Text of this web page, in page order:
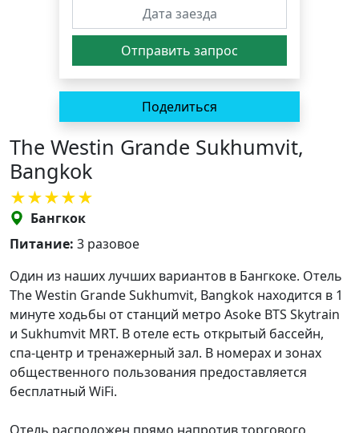
Поделиться
The Westin Grande Sukhumvit,
Bangkok
Бангкок
Питание: 3 разовое
Один из наших лучших вариантов в Бангкоке. Отель
The Westin Grande Sukhumvit, Bangkok находится в 1
минуте ходьбы от станций метро Asoke BTS Skytrain
и Sukhumvit MRT. В отеле есть открытый бассейн,
спа-центр и тренажерный зал. В номерах и зонах
общественного пользования предоставляется
бесплатный WiFi.